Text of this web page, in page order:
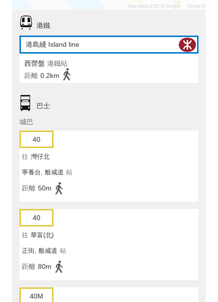
港鐵
港島綫 Island line
西營盤 港鐵站
距離 0.2km
巴士
城巴
40
往 灣仔北
寧養台, 般咸道 站
距離 50m
40
往 華富(北)
正街, 般咸道 站
距離 80m
40M